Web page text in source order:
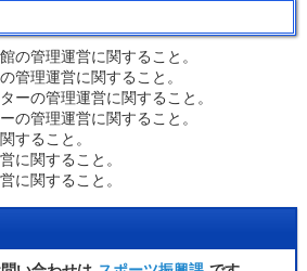
の管理運営に関すること。
管理運営に関すること。
ーの管理運営に関すること。
の管理運営に関すること。
すること。
に関すること。
に関すること。